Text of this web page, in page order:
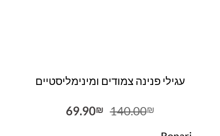
עגילי פנינה צמודים ומינימליסטיים
140.00₪
המחיר
69.90₪
המחיר